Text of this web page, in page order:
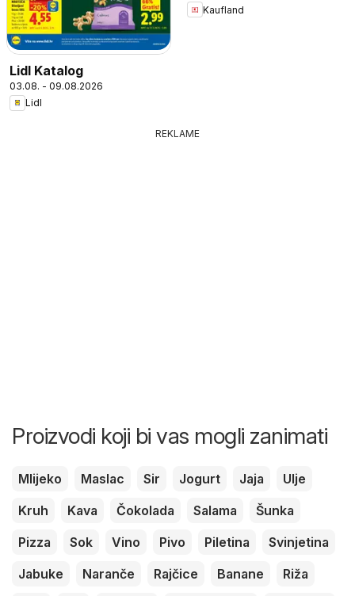
Lidl Katalog
03.08. - 09.08.2026
Lidl
Kaufland
REKLAME
Proizvodi koji bi vas mogli zanimati
Mlijeko Maslac Sir Jogurt Jaja
Ulje
Kruh
Kava Čokolada Salama
Šunka
Pizza
Sok Vino Pivo Piletina
Svinjetina
Jabuke
Naranče Rajčice Banane
Riža